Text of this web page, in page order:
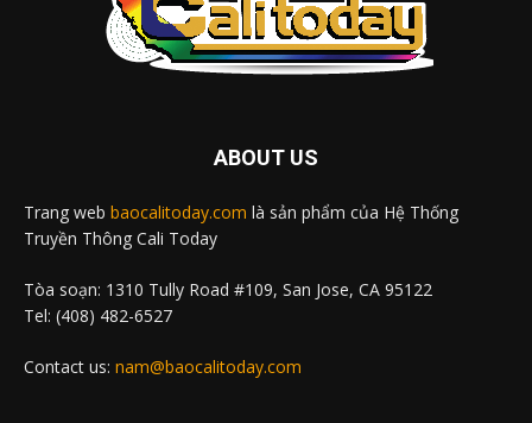
ABOUT US
Trang web baocalitoday.com là sản phẩm của Hệ Thống
Truyền Thông Cali Today
Tòa soạn: 1310 Tully Road #109, San Jose, CA 95122
Tel: (408) 482-6527
Contact us: nam@baocalitoday.com